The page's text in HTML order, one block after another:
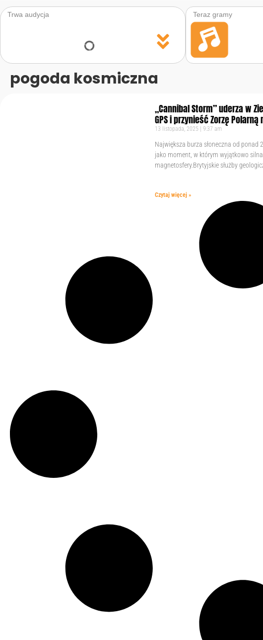
Trwa audycja
data_usage
data_usage
Teraz gramy
pogoda kosmiczna
„Cannibal Storm” uderza w
GPS i przynieść Zorzę Polarną
13 listopada, 2025 9:37 am
Największa burza słoneczna od ponad
jako moment, w którym wyjątkowo
magnetosfery.Brytyjskie służby
Czytaj więcej »